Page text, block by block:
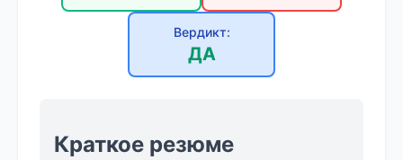
Вердикт:
ДА
Краткое резюме